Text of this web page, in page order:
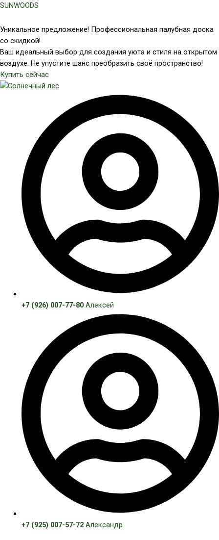
Перейти
содержимому
SUNWOODS
Уникальное предложение! Профессиональная палубная доска
со скидкой!
Ваш идеальный выбор для создания уюта и стиля на открытом
воздухе. Не упустите шанс преобразить своё пространство!
Купить сейчас
+7 (926) 007-77-80Алексей
+7 (925) 007-57-72Александр